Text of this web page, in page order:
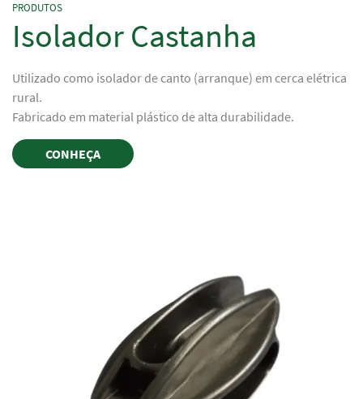
PRODUTOS
Isolador Castanha
Utilizado como isolador de canto (arranque) em cerca elétrica
rural.
Fabricado em material plástico de alta durabilidade.
CONHEÇA